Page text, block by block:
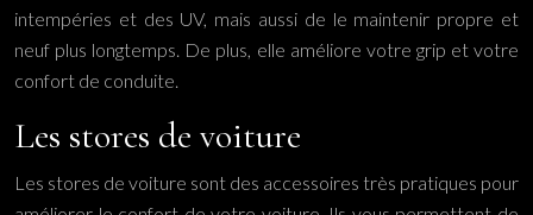
intempéries et des UV, mais aussi de le maintenir propre et
neuf plus longtemps. De plus, elle améliore votre grip et votre
confort de conduite.
Les stores de voiture
Les stores de voiture sont des accessoires très pratiques pour